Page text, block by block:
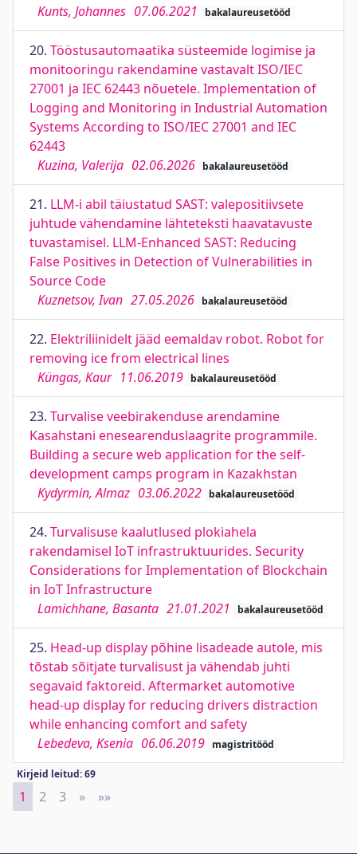
Kunts, Johannes 07.06.2021 bakalaureusetööd
20. Tööstusautomaatika süsteemide logimise ja
monitooringu rakendamine vastavalt ISO/IEC
27001 ja IEC 62443 nõuetele. Implementation of
Logging and Monitoring in Industrial Automation
Systems According to ISO/IEC 27001 and IEC
62443
Kuzina, Valerija 02.06.2026 bakalaureusetööd
21. LLM-i abil täiustatud SAST: valepositiivsete
juhtude vähendamine lähteteksti haavatavuste
tuvastamisel. LLM-Enhanced SAST: Reducing
False Positives in Detection of Vulnerabilities in
Source Code
Kuznetsov, Ivan 27.05.2026 bakalaureusetööd
22. Elektriliinidelt jääd eemaldav robot. Robot for
removing ice from electrical lines
Küngas, Kaur 11.06.2019 bakalaureusetööd
23. Turvalise veebirakenduse arendamine
Kasahstani enesearenduslaagrite programmile.
Building a secure web application for the self-
development camps program in Kazakhstan
Kydyrmin, Almaz 03.06.2022 bakalaureusetööd
24. Turvalisuse kaalutlused plokiahela
rakendamisel IoT infrastruktuurides. Security
Considerations for Implementation of Blockchain
in IoT Infrastructure
Lamichhane, Basanta 21.01.2021 bakalaureusetööd
25. Head-up display põhine lisadeade autole, mis
tõstab sõitjate turvalisust ja vähendab juhti
segavaid faktoreid. Aftermarket automotive
head-up display for reducing drivers distraction
while enhancing comfort and safety
Lebedeva, Ksenia 06.06.2019 magistritööd
Kirjeid leitud: 69
1 2 3 » Next
»»